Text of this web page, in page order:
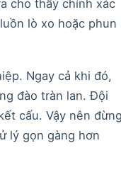
cho thấy chính xác
lò xo hoặc phun
Ngay cả khi đó,
đào tràn lan. Đội
cấu. Vậy nên
lý gọn gàng hơn